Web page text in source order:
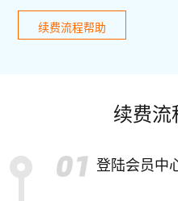
续费流程帮助
续费流
登陆会员中